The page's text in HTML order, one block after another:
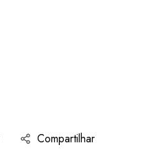
Compartilhar